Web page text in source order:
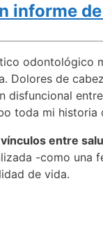
informe
odontológico
Dolores de
disfuncional
toda mi historia
entre
-como una
de vida.